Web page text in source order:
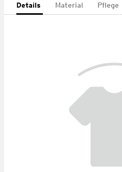
Details Material Pflege